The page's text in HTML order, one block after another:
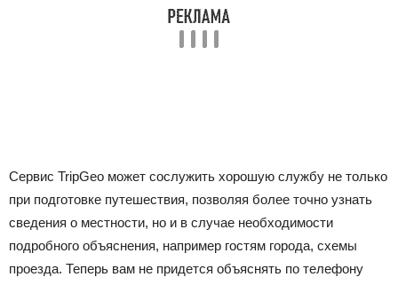
Сервис TripGeo может сослужить хорошую службу не только
при подготовке путешествия, позволяя более точно узнать
сведения о местности, но и в случае необходимости
подробного объяснения, например гостям города, схемы
проезда. Теперь вам не придется объяснять по телефону